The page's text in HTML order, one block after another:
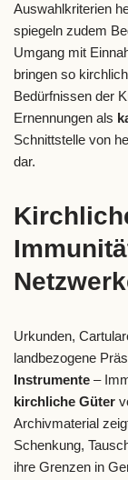
Auswahlkriterien
spiegeln zudem
Umgang mit
bringen so
Bedürfnissen der
Ernennungen als
Schnittstelle von
dar.
Urkunden,
landbezogene
Instrumente –
kirchliche Güter
Archivmaterial
Schenkung,
ihre Grenzen in